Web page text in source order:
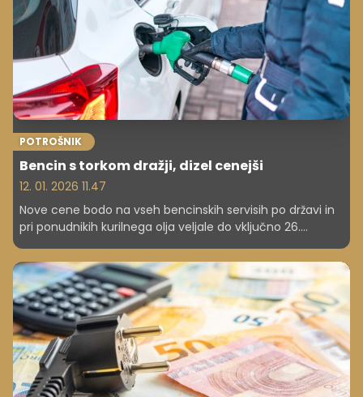
POTROŠNIK
Bencin s torkom dražji, dizel cenejši
12. 01. 2026 11.47
Nove cene bodo na vseh bencinskih servisih po državi in
pri ponudnikih kurilnega olja veljale do vključno 26.